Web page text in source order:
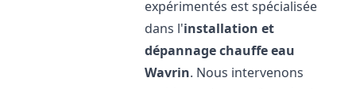
expérimentés est spécialisée
dans l'installation et
dépannage chauffe eau
Wavrin. Nous intervenons